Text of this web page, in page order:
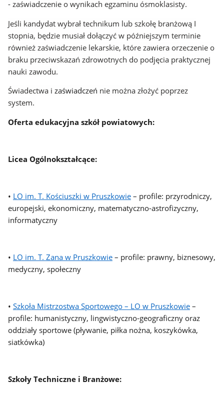
- zaświadczenie o wynikach egzaminu ósmoklasisty.
Jeśli kandydat wybrał technikum lub szkołę branżową I
stopnia, będzie musiał dołączyć w późniejszym terminie
również zaświadczenie lekarskie, które zawiera orzeczenie o
braku przeciwskazań zdrowotnych do podjęcia praktycznej
nauki zawodu.
Świadectwa i zaświadczeń nie można złożyć poprzez
system.
Oferta edukacyjna szkół powiatowych:
Licea Ogólnokształcące:
• LO im. T. Kościuszki w Pruszkowie– profile: przyrodniczy,
europejski, ekonomiczny, matematyczno-astrofizyczny,
informatyczny
• LO im. T. Zana w Pruszkowie– profile: prawny, biznesowy,
medyczny, społeczny
• Szkoła Mistrzostwa Sportowego – LO w Pruszkowie–
profile: humanistyczny, lingwistyczno-geograficzny oraz
oddziały sportowe (pływanie, piłka nożna, koszykówka,
siatkówka)
Szkoły Techniczne i Branżowe: